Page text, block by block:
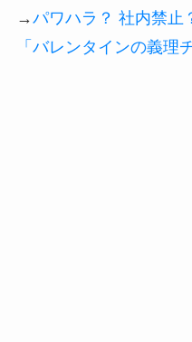
→パワハラ？ 社内禁止
「バレンタインの義理